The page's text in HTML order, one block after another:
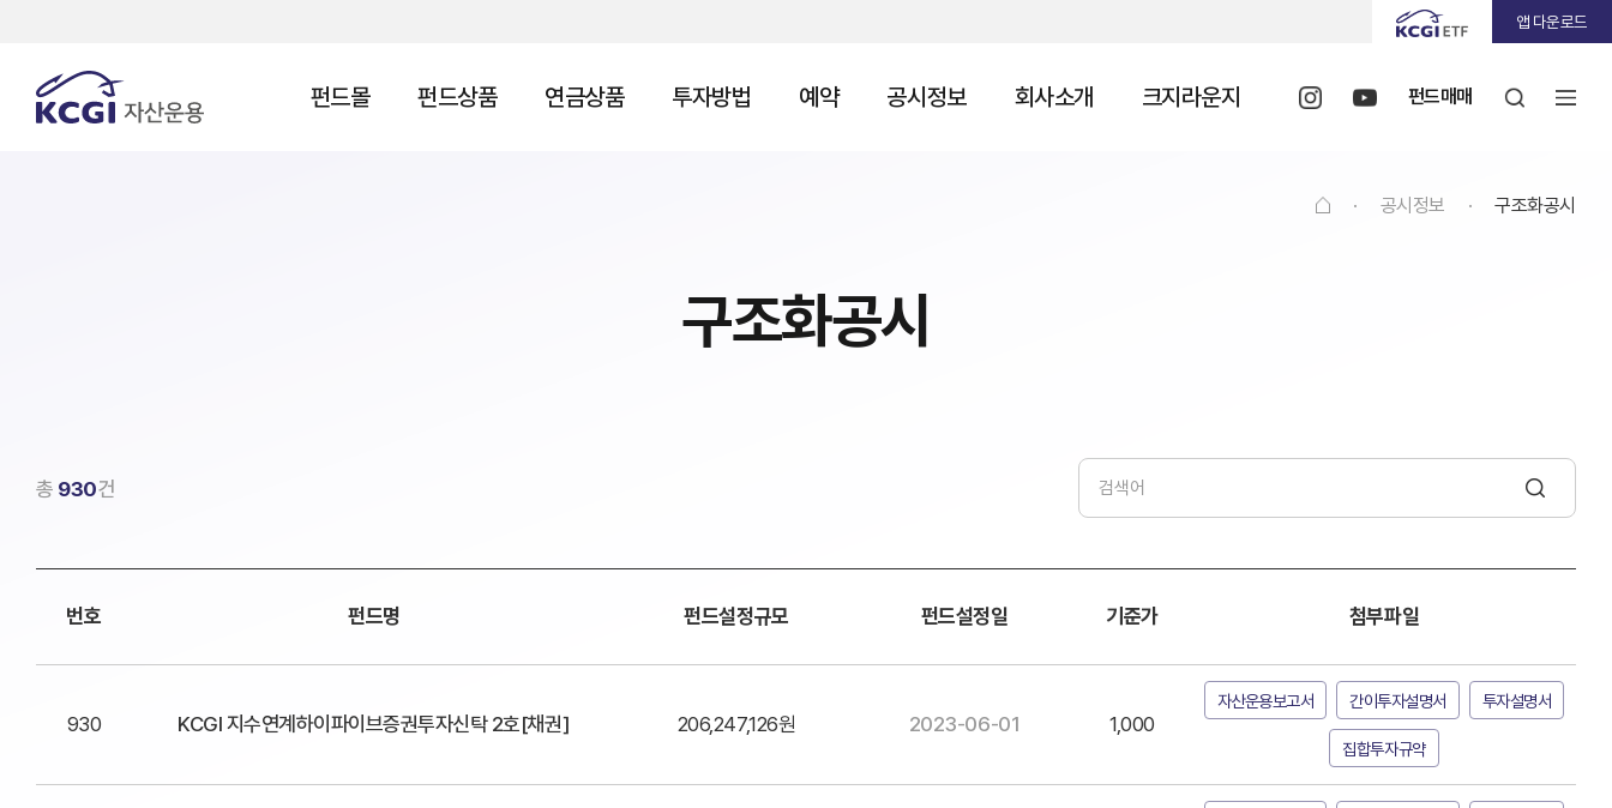
앱 다운로드
펀드몰 펀드상품 연금상품 투자방법 예약 공시정보 회사소개 크지라운지 펀드매매
· 공시정보 · 구조화공시
구조화공시
총 930건
번호 펀드명 펀드설정규모 펀드설정일 기준가 첨부파일
930 KCGI 지수연계하이파이브증권투자신탁 2호[채권] 206,247,126원 2023-06-01 1,000
자산운용보고서 간이투자설명서 투자설명서
집합투자규약